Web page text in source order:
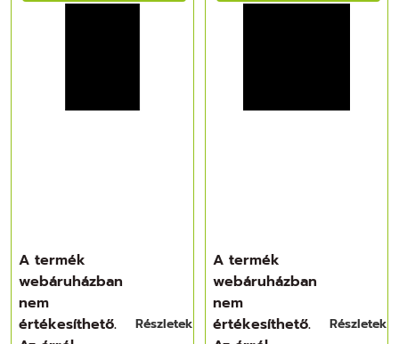
A termék
webáruházban
nem
értékesíthető.
Részletek
A termék
webáruházban
nem
értékesíthető.
Részletek